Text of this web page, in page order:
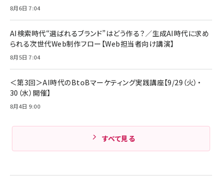
8月6日 7:04
AI検索時代“選ばれるブランド”はどう作る？／生成AI時代に求め
られる次世代Web制作フロー【Web担当者向け講演】
8月5日 7:04
＜第3回＞AI時代のBtoBマーケティング実践講座【9/29（火）・
30（水）開催】
8月4日 9:00
すべて見る